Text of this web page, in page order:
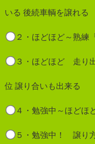
いる 後続車輌を譲れる
２・ほどほど～熟練
３・ほどほど 走り
位 譲り合いも出来る
４・勉強中～ほどほ
５・勉強中！ 譲り